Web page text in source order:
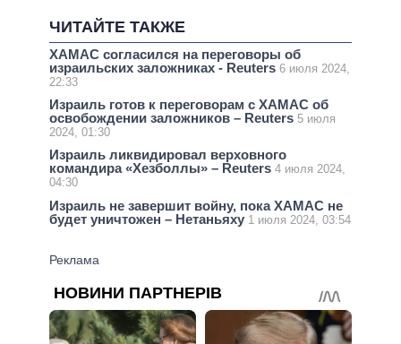
ЧИТАЙТЕ ТАКЖЕ
ХАМАС согласился на переговоры об
израильских заложниках - Reuters 6 июля 2024,
22:33
Израиль готов к переговорам с ХАМАС об
освобождении заложников – Reuters 5 июля
2024, 01:30
Израиль ликвидировал верховного
командира «Хезболлы» – Reuters 4 июля 2024,
04:30
Израиль не завершит войну, пока ХАМАС не
будет уничтожен – Нетаньяху 1 июля 2024, 03:54